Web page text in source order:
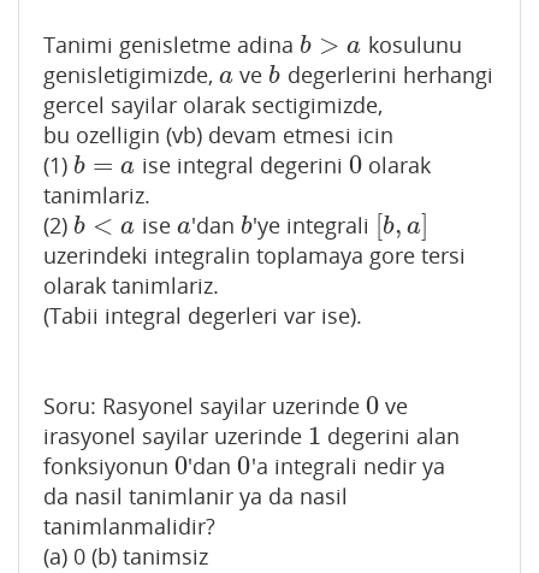
Tanimi genisletme adina b > a
b >a
kosulunu
genisletigimizde, a
a ve b
b degerlerini herhangi
gercel sayilar olarak sectigimizde,
bu ozelligin (vb) devam etmesi icin
(1) b = a
b =a ise integral degerini 0
0olarak
tanimlariz.
(2) b < a
b <a ise a
a'dan b
b'ye integrali [b, a]
b, a]
uzerindeki integralin toplamaya gore tersi
olarak tanimlariz.
(Tabii integral degerleri var ise).
Soru: Rasyonel sayilar uzerinde 0
0 ve
irasyonel sayilar uzerinde 1
1 degerini alan
fonksiyonun 0
0'dan0
0'a integrali nedir ya
da nasil tanimlanir ya da nasil
tanimlanmalidir?
(a) 0 (b) tanimsiz